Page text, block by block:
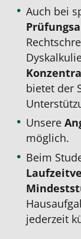
Auch bei
bietet der
Unsere
möglich.
Beim
jederzeit